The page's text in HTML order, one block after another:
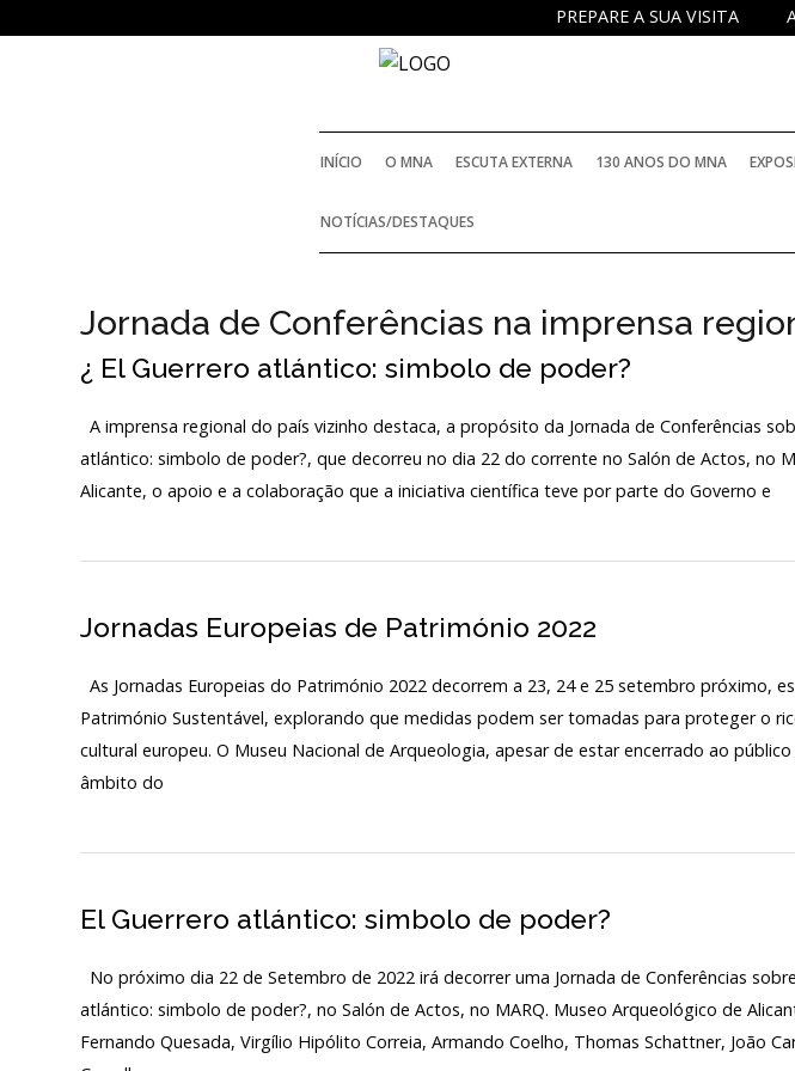
Actividades
Arquivo
ESCUTA EXTERNA
130 ANOS DO MNA
Serviços
Notícias/Destaques
PREPARE A SUA VISITA
INÍCIO O MNA ESCUTA EXTERNA 130 ANOS DO MNA
NOTÍCIAS/DESTAQUES
Jornada de Conferências na imprensa
¿ El Guerrero atlántico: simbolo de poder?
A imprensa regional do país vizinho destaca, a propósito da Jornada de Conferências
atlántico: simbolo de poder?, que decorreu no dia 22 do corrente no Salón de Actos, no
Alicante, o apoio e a colaboração que a iniciativa científica teve por parte do Governo e
Jornadas Europeias de Património 2022
As Jornadas Europeias do Património 2022 decorrem a 23, 24 e 25 setembro próximo,
Património Sustentável, explorando que medidas podem ser tomadas para proteger o
cultural europeu. O Museu Nacional de Arqueologia, apesar de estar encerrado ao
âmbito do
El Guerrero atlántico: simbolo de poder?
No próximo dia 22 de Setembro de 2022 irá decorrer uma Jornada de Conferências
atlántico: simbolo de poder?, no Salón de Actos, no MARQ. Museo Arqueológico de
Fernando Quesada, Virgílio Hipólito Correia, Armando Coelho, Thomas Schattner, João